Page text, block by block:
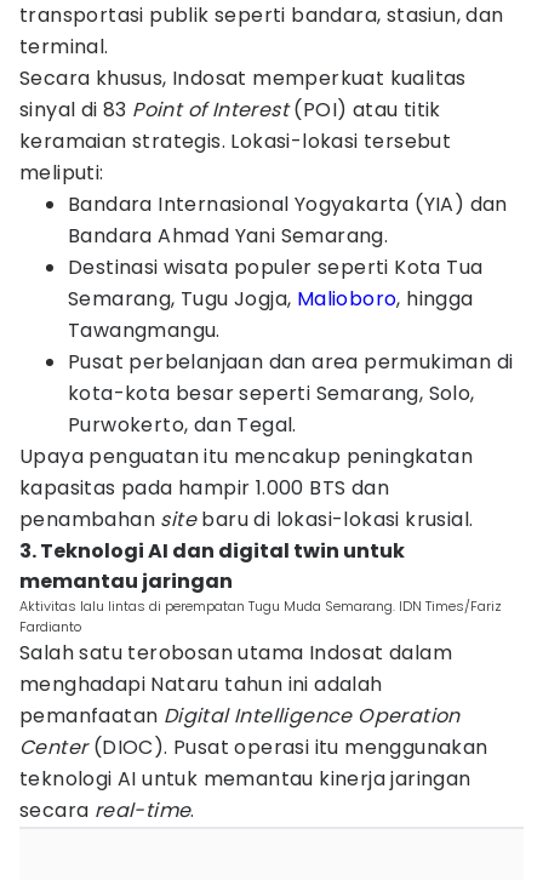
transportasi publik seperti bandara, stasiun, dan
terminal.
Secara khusus, Indosat memperkuat kualitas
sinyal di 83 Point of Interest(POI) atau titik
keramaian strategis. Lokasi-lokasi tersebut
meliputi:
Bandara Internasional Yogyakarta (YIA) dan
Bandara Ahmad Yani Semarang.
Destinasi wisata populer seperti Kota Tua
Semarang, Tugu Jogja, Malioboro, hingga
Tawangmangu.
Pusat perbelanjaan dan area permukiman di
kota-kota besar seperti Semarang, Solo,
Purwokerto, dan Tegal.
Upaya penguatan itu mencakup peningkatan
kapasitas pada hampir 1.000 BTS dan
penambahan sitebaru di lokasi-lokasi krusial.
3. Teknologi AI dan digital twin untuk
memantau jaringan
Aktivitas lalu lintas di perempatan Tugu Muda Semarang. IDN Times/Fariz
Fardianto
Salah satu terobosan utama Indosat dalam
menghadapi Nataru tahun ini adalah
pemanfaatan Digital Intelligence Operation
Center(DIOC). Pusat operasi itu menggunakan
teknologi AI untuk memantau kinerja jaringan
secara real-time.